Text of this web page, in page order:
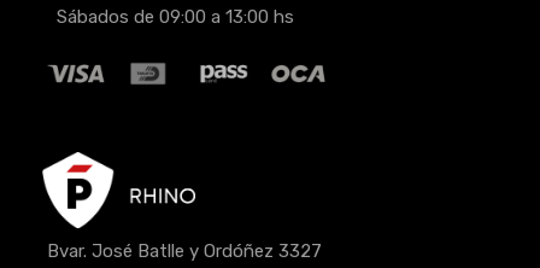
Sábados de 09:00 a 13:00 hs
Bvar. José Batlle y Ordóñez 3327